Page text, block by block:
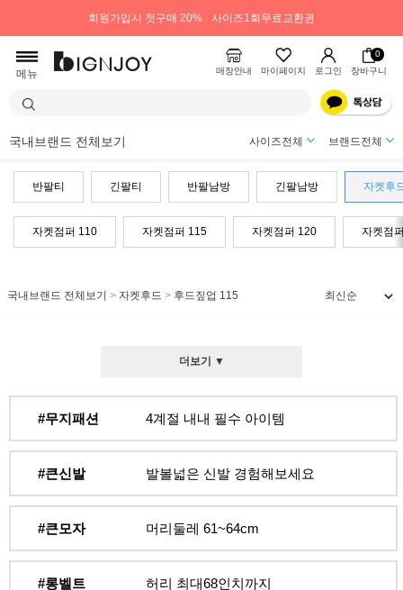
회원가입시 첫구매 20% 사이즈1회무료교환권
메뉴 매장안내 마이페이지 로그인
0
장바구니
국내브랜드 전체보기 사이즈전체 브랜드전체
반팔티 긴팔티 반팔남방 긴팔남방 자켓후
자켓점퍼 110 자켓점퍼 115 자켓점퍼 120 자켓점
국내브랜드 전체보기 > 자켓후드 > 후드짚업 115
더보기 ▼
#무지패션 4계절 내내 필수 아이템
#큰신발 발볼넓은 신발 경험해보세요
#큰모자 머리둘레 61~64cm
#롱벨트 허리 최대68인치까지